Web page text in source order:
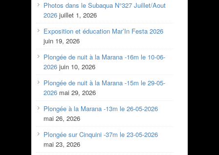
Photos dans le Subaqua N°327 Juillet/Aout
2026 juillet 1, 2026
Exposition et éducation Mar’In Festa 2026
juin 19, 2026
Plongée de nuit à la Marana -16m le 10-06-
2026 juin 10, 2026
Plongée de nuit à la Marana -15m le 29-05-
2026 mai 29, 2026
Plongée à la Marana -13m le 26-05-2026
mai 26, 2026
Plongée sur Cinquini -37m le 23-05-2026
mai 23, 2026